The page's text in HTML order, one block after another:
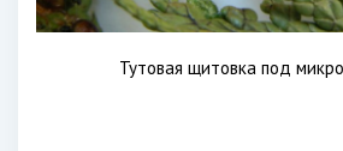
Тутовая щитовка под